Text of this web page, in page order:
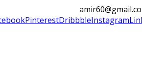
PinterestDribbbleInstagram